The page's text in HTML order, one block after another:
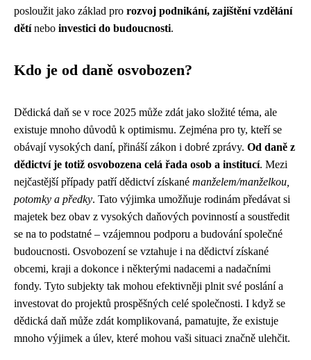
posloužit jako základ pro rozvoj podnikání, zajištění vzdělání
dětínebo investici do budoucnosti.
Kdo je od daně osvobozen?
Dědická daň se v roce 2025 může zdát jako složité téma, ale
existuje mnoho důvodů k optimismu. Zejména pro ty, kteří se
obávají vysokých daní, přináší zákon i dobré zprávy. Od daně z
dědictví je totiž osvobozena celá řada osob a institucí. Mezi
nejčastější případy patří dědictví získané manželem/manželkou,
potomky a předky. Tato výjimka umožňuje rodinám předávat si
majetek bez obav z vysokých daňových povinností a soustředit
se na to podstatné – vzájemnou podporu a budování společné
budoucnosti. Osvobození se vztahuje i na dědictví získané
obcemi, kraji a dokonce i některými nadacemi a nadačními
fondy. Tyto subjekty tak mohou efektivněji plnit své poslání a
investovat do projektů prospěšných celé společnosti. I když se
dědická daň může zdát komplikovaná, pamatujte, že existuje
mnoho výjimek a úlev, které mohou vaši situaci značně ulehčit.